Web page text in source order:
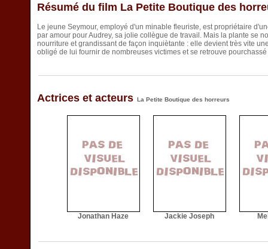
Résumé du film La Petite Boutique des
Le jeune Seymour, employé d'un minable fleuriste, est propriétaire
par amour pour Audrey, sa jolie collègue de travail. Mais la plante se
nourriture et grandissant de façon inquiètante : elle devient très vite
obligé de lui fournir de nombreuses victimes et se retrouve
Actrices et acteurs La Petite Boutique des horreurs
Jonathan Haze Jackie Joseph